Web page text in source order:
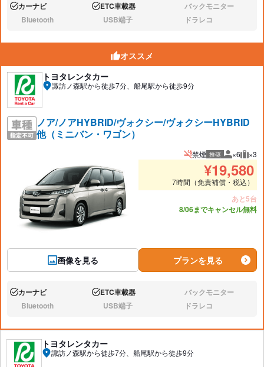
あり:カーナビ あり:ETC車載器 なし:バックモニター
なし:Bluetooth なし:USB端子 なし:ドラレコ
オススメ
トヨタレンタカー
諏訪ノ森駅から徒歩7分、船尾駅から徒歩9分
ノア/ノアHYBRID/ヴォクシー/ヴォクシーHYBRID
他（ミニバン・ワゴン）
画像を見る
禁煙 推奨 推奨人数
×6 推奨
×3
¥19,580
7時間（免責補償・税込）
あと5台
8/06までキャンセル無料
プランを見る
あり:カーナビ あり:ETC車載器 なし:バックモニター
なし:Bluetooth なし:USB端子 なし:ドラレコ
トヨタレンタカー
諏訪ノ森駅から徒歩7分、船尾駅から徒歩9分